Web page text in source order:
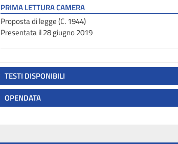
PRIMA LETTURA CAMERA
Proposta di legge (C. 1944)
Presentata il 28 giugno 2019
TESTI DISPONIBILI
OPENDATA